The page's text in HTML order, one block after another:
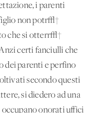
i parenti
non potr√†
che si otterr√†
certi fanciulli che
dei parenti e perfino
secondo questi
si diedero ad una
onorati uffici